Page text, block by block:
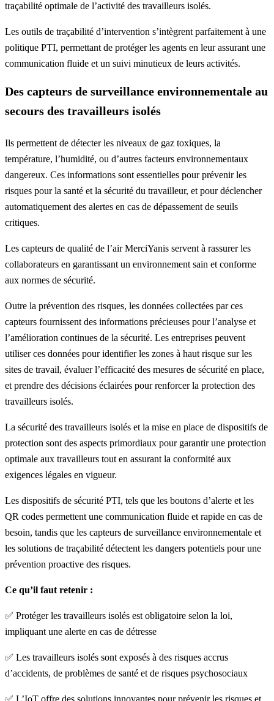
traçabilité optimale de l’activité des travailleurs isolés.
Les outils de traçabilité d’intervention s’intègrent parfaitement à une
politique PTI, permettant de protéger les agents en leur assurant une
communication fluide et un suivi minutieux de leurs activités.
Des capteurs de surveillance environnementale au
secours des travailleurs isolés
Ils permettent de détecter les niveaux de gaz toxiques, la
température, l’humidité, ou d’autres facteurs environnementaux
dangereux. Ces informations sont essentielles pour prévenir les
risques pour la santé et la sécurité du travailleur, et pour déclencher
automatiquement des alertes en cas de dépassement de seuils
critiques.
Les capteurs de qualité de l’air MerciYanis servent à rassurer les
collaborateurs en garantissant un environnement sain et conforme
aux normes de sécurité.
Outre la prévention des risques, les données collectées par ces
capteurs fournissent des informations précieuses pour l’analyse et
l’amélioration continues de la sécurité. Les entreprises peuvent
utiliser ces données pour identifier les zones à haut risque sur les
sites de travail, évaluer l’efficacité des mesures de sécurité en place,
et prendre des décisions éclairées pour renforcer la protection des
travailleurs isolés.
La sécurité des travailleurs isolés et la mise en place de dispositifs de
protection sont des aspects primordiaux pour garantir une protection
optimale aux travailleurs tout en assurant la conformité aux
exigences légales en vigueur.
Les dispositifs de sécurité PTI, tels que les boutons d’alerte et les
QR codes permettent une communication fluide et rapide en cas de
besoin, tandis que les capteurs de surveillance environnementale et
les solutions de traçabilité détectent les dangers potentiels pour une
prévention proactive des risques.
Ce qu’il faut retenir :
✅ Protéger les travailleurs isolés est obligatoire selon la loi,
impliquant une alerte en cas de détresse
✅ Les travailleurs isolés sont exposés à des risques accrus
d’accidents, de problèmes de santé et de risques psychosociaux
✅ L’IoT offre des solutions innovantes pour prévenir les risques et